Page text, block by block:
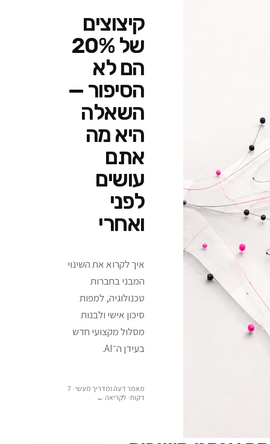
קיצוצים
של 20%
הם לא
הסיפור —
השאלה
היא מה
לפני
איך לקרוא את השינוי
המבני בחברות
טכנולוגיה, למפות
סיכון אישי ולבנות
מסלול מקצועי חדש
מאמר דעה ומדריך מעשי · 7